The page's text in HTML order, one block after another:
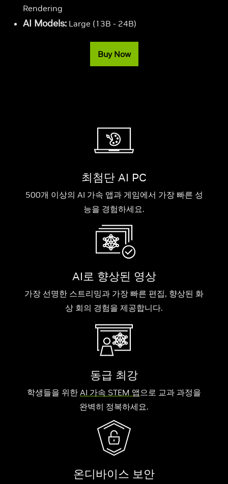
Rendering
AI Models: Large (13B - 24B)
Buy Now
최첨단 AI PC
500개 이상의 AI 가속 앱과 게임에서 가장 빠른 성
능을 경험하세요.
AI로 향상된 영상
가장 선명한 스트리밍과 가장 빠른 편집, 향상된 화
상 회의 경험을 제공합니다.
동급 최강
학생들을 위한 AI 가속 STEM 앱으로 교과 과정을
완벽히 정복하세요.
온디바이스 보안